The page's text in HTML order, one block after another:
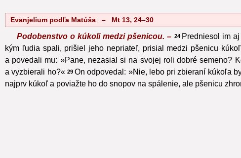
Evanjelium podľa Matúša – Mt 13, 24–30
Podobenstvo o kúkoli medzi pšenicou. – 24 Predniesol im
kým ľudia spali, prišiel jeho nepriateľ, prisial medzi pšenicu
a povedali mu: »Pane, nezasial si na svojej roli dobré semeno?
a vyzbierali ho?« 29 On odpovedal: »Nie, lebo pri zbieraní kúkoľa
najprv kúkoľ a poviažte ho do snopov na spálenie, ale pšenicu